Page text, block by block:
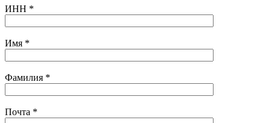
ИНН *
Имя *
Фамилия *
Почта *